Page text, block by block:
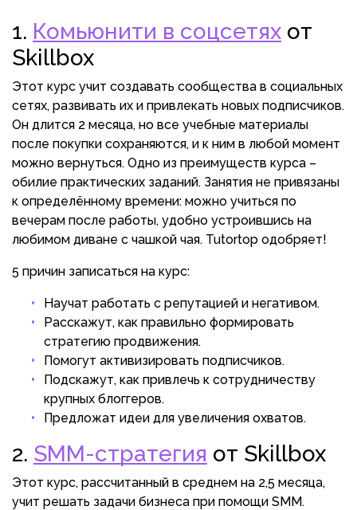
1. Комьюнити в соцсетях от
Skillbox
Этот курс учит создавать сообщества в социальных
сетях, развивать их и привлекать новых подписчиков.
Он длится 2 месяца, но все учебные материалы
после покупки сохраняются, и к ним в любой момент
можно вернуться. Одно из преимуществ курса –
обилие практических заданий. Занятия не привязаны
к определённому времени: можно учиться по
вечерам после работы, удобно устроившись на
любимом диване с чашкой чая. Tutortop одобряет!
5 причин записаться на курс:
Научат работать с репутацией и негативом.
Расскажут, как правильно формировать
стратегию продвижения.
Помогут активизировать подписчиков.
Подскажут, как привлечь к сотрудничеству
крупных блоггеров.
Предложат идеи для увеличения охватов.
2. SMM-стратегия от Skillbox
Этот курс, рассчитанный в среднем на 2,5 месяца,
учит решать задачи бизнеса при помощи SMM.